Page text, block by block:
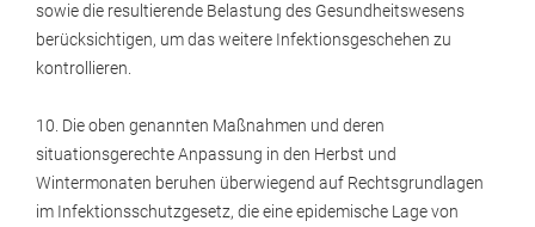
sowie die resultierende Belastung des Gesundheitswesens
berücksichtigen, um das weitere Infektionsgeschehen zu
kontrollieren.
10. Die oben genannten Maßnahmen und deren
situationsgerechte Anpassung in den Herbst und
Wintermonaten beruhen überwiegend auf Rechtsgrundlagen
im Infektionsschutzgesetz, die eine epidemische Lage von